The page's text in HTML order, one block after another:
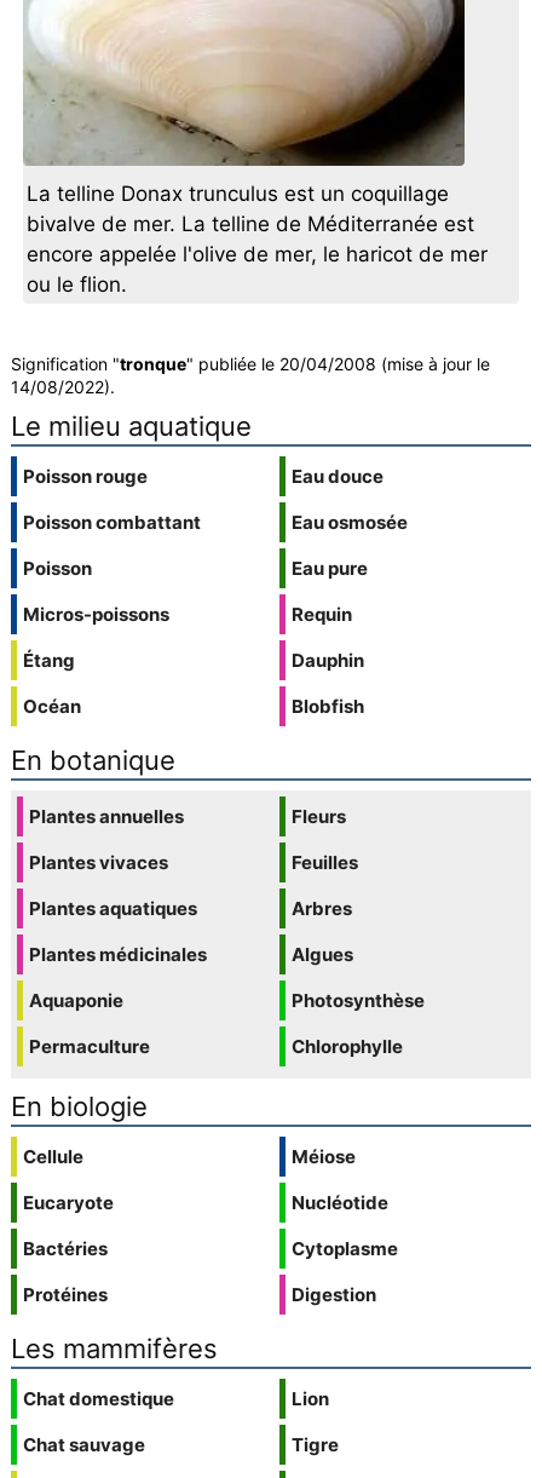
La telline Donax trunculus est un coquillage
bivalve de mer. La telline de Méditerranée est
encore appelée l'olive de mer, le haricot de mer
ou le flion.
Signification "tronque" publiée le 20/04/2008 (mise à jour le
14/08/2022).
Le milieu aquatique
Poisson rouge
Poisson combattant
Poisson
Micros-poissons
Étang
Océan
Eau douce
Eau osmosée
Eau pure
Requin
Dauphin
Blobfish
En botanique
Plantes annuelles
Plantes vivaces
Plantes aquatiques
Plantes médicinales
Aquaponie
Permaculture
Fleurs
Feuilles
Arbres
Algues
Photosynthèse
Chlorophylle
En biologie
Cellule
Eucaryote
Bactéries
Protéines
Méiose
Nucléotide
Cytoplasme
Digestion
Les mammifères
Chat domestique
Chat sauvage
Lion
Tigre